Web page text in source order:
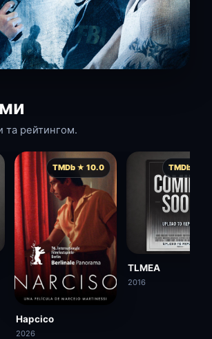
та рейтингом.
TMDb ★ 10.0
Нарсісо
2026
TMDb ★
TLMEA
2016